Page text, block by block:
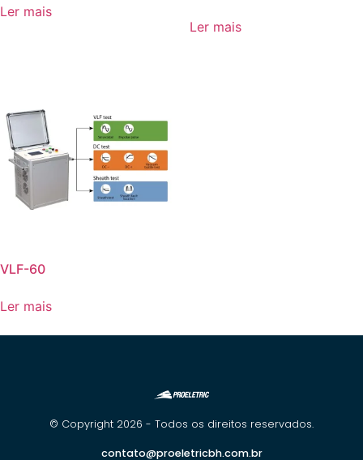
Ler mais
Ler mais
VLF-60
Ler mais
© Copyright 2026 - Todos os direitos reservados.
contato@proeletricbh.com.br